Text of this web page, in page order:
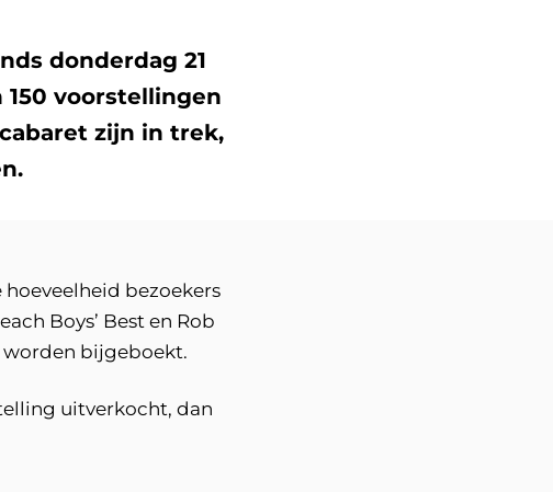
donderdag 21
voorstellingen
zijn in trek,
hoeveelheid bezoekers
Boys’ Best en Rob
worden bijgeboekt.
uitverkocht, dan